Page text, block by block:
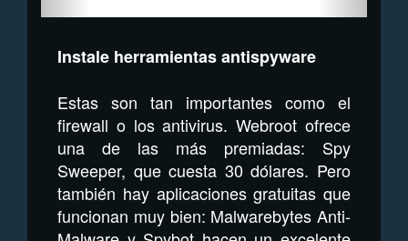
Instale herramientas antispyware
Estas son tan importantes como el
firewall o los antivirus. Webroot ofrece
una de las más premiadas: Spy
Sweeper, que cuesta 30 dólares. Pero
también hay aplicaciones gratuitas que
funcionan muy bien: Malwarebytes Anti-